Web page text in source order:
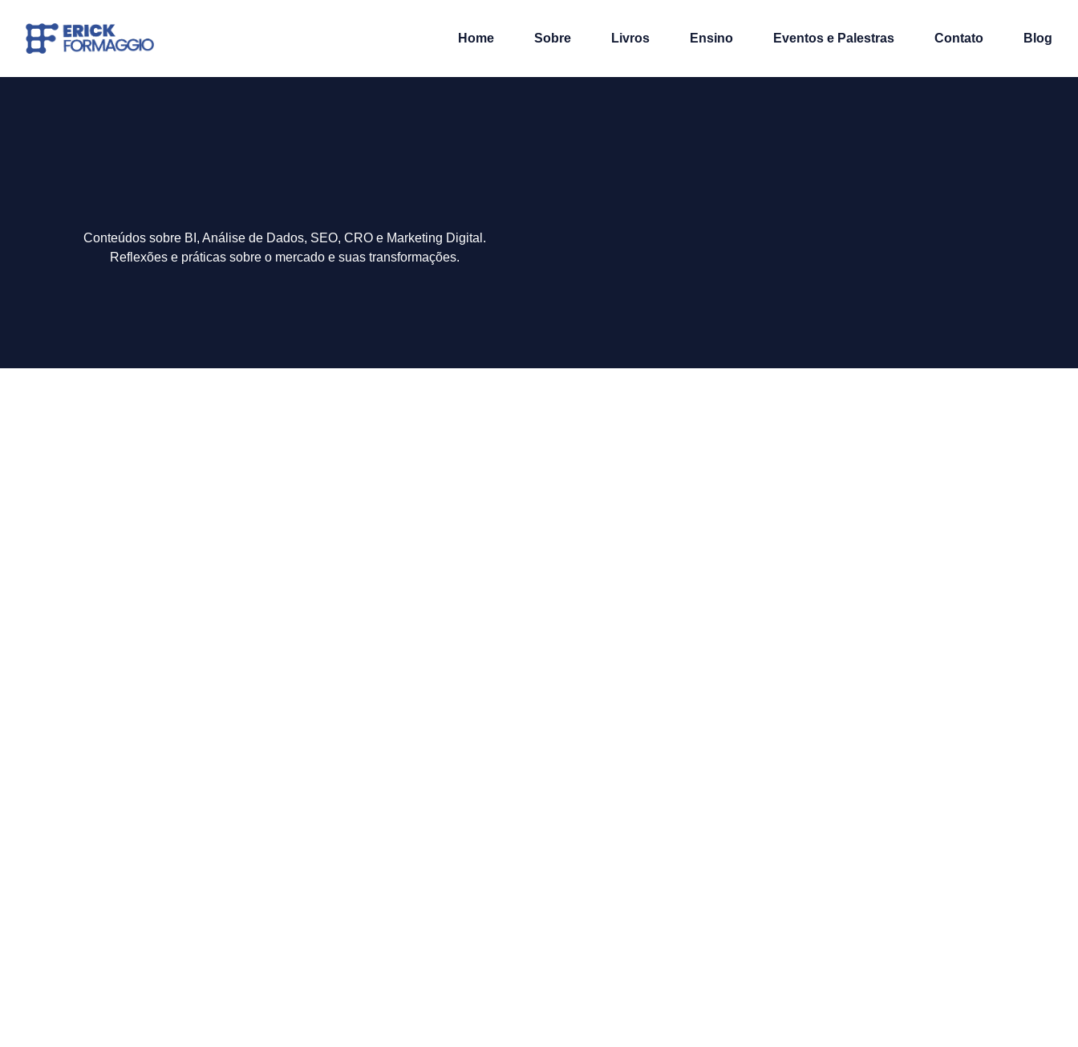
Home Sobre Livros Ensino Eventos e Palestras Contato Blog
Conteúdos sobre BI, Análise de Dados, SEO, CRO e Marketing Digital.
Reflexões e práticas sobre o mercado e suas transformações.